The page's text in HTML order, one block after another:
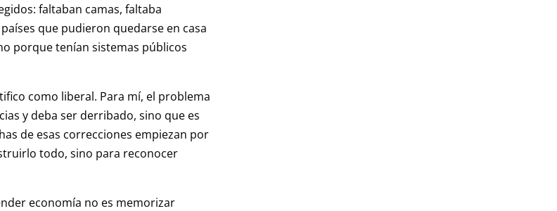
faltaban camas, faltaba
que pudieron quedarse en casa
porque tenían sistemas públicos
como liberal. Para mí, el problema
y deba ser derribado, sino que es
de esas correcciones empiezan por
todo, sino para reconocer
economía no es memorizar